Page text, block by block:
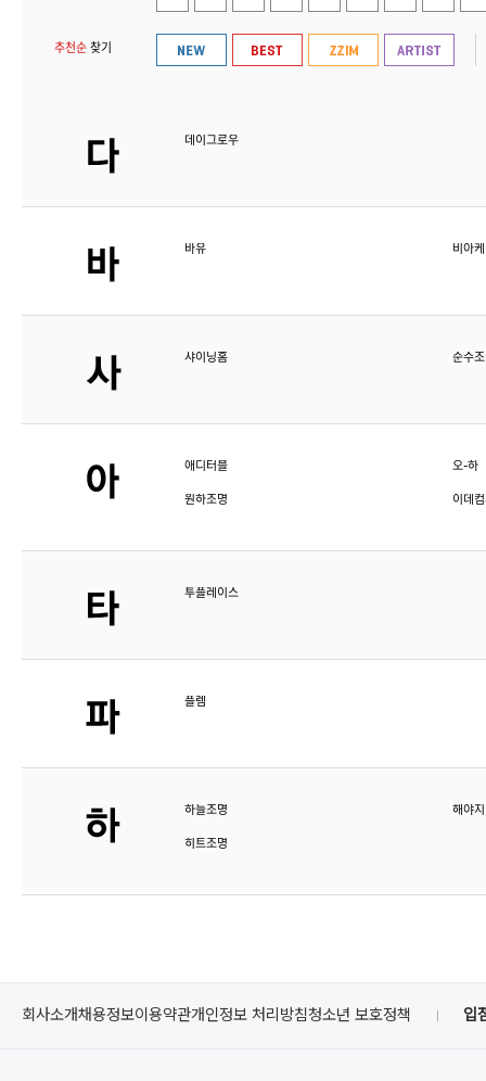
추천순 찾기
데이그로우
바유 비아
샤이닝홈 순수
애디터블 오-하
원하조명 이데
투플레이스
플렘
하늘조명 해야지
히트조명
회사소개채용정보이용약관개인정보 처리방침청소년 보호정책 입